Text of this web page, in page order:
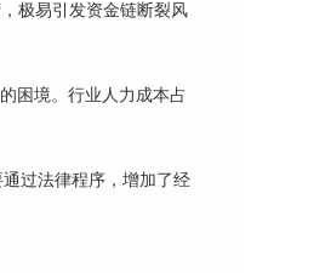
极易引发资金链断裂风
困境。行业人力成本占
过法律程序，增加了经